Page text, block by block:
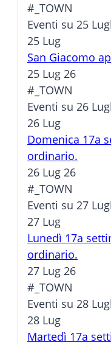
#_TOWN
Eventi su 25
25 Lug
San Giacomo
25 Lug 26
#_TOWN
Eventi su 26
26 Lug
Domenica 17a
ordinario.
26 Lug 26
#_TOWN
Eventi su 27
27 Lug
Lunedì 17a
ordinario.
27 Lug 26
#_TOWN
Eventi su 28
28 Lug
Martedì 17a